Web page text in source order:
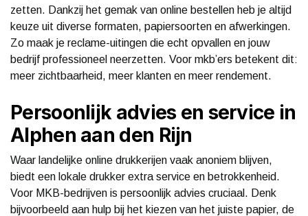
zetten. Dankzij het gemak van online bestellen heb je altijd
keuze uit diverse formaten, papiersoorten en afwerkingen.
Zo maak je reclame-uitingen die echt opvallen en jouw
bedrijf professioneel neerzetten. Voor mkb’ers betekent dit:
meer zichtbaarheid, meer klanten en meer rendement.
Persoonlijk advies en service in
Alphen aan den Rijn
Waar landelijke online drukkerijen vaak anoniem blijven,
biedt een lokale drukker extra service en betrokkenheid.
Voor MKB-bedrijven is persoonlijk advies cruciaal. Denk
bijvoorbeeld aan hulp bij het kiezen van het juiste papier, de